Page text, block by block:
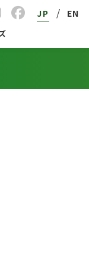
JP / EN